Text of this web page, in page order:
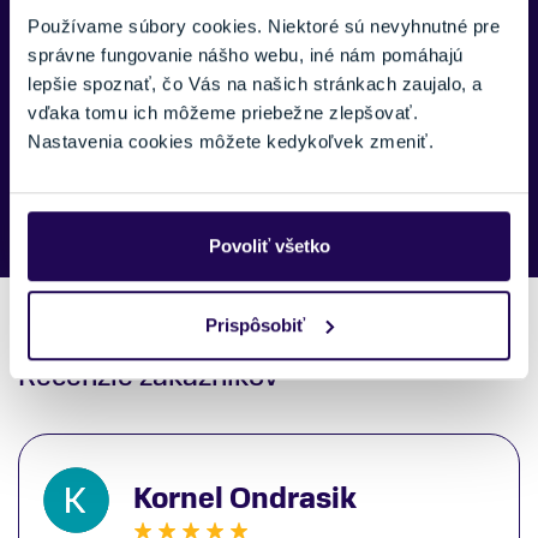
Používame súbory cookies. Niektoré sú nevyhnutné pre
správne fungovanie nášho webu, iné nám pomáhajú
lepšie spoznať, čo Vás na našich stránkach zaujalo, a
vďaka tomu ich môžeme priebežne zlepšovať.
Nastavenia cookies môžete kedykoľvek zmeniť.
Povoliť všetko
Prispôsobiť
Náš špecialista vám, čo najskôr zavolá ohľadom tohto
Recenzie zákazníkov
Kornel Ondrasik